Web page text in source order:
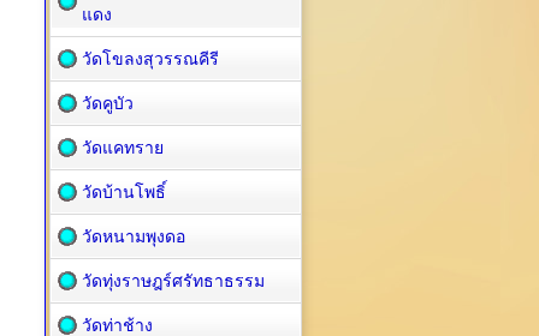
แดง
วัดโขลงสุวรรณคีรี
วัดคูบัว
วัดแคทราย
วัดบ้านโพธิ์
วัดหนามพุงดอ
วัดทุ่งราษฎร์ศรัทธาธรรม
วัดท่าช้าง